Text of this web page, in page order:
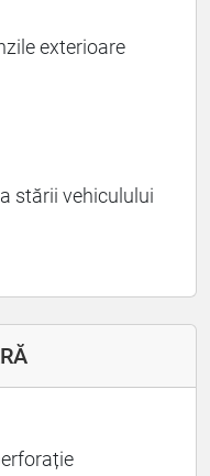
exterioare
stării vehiculului